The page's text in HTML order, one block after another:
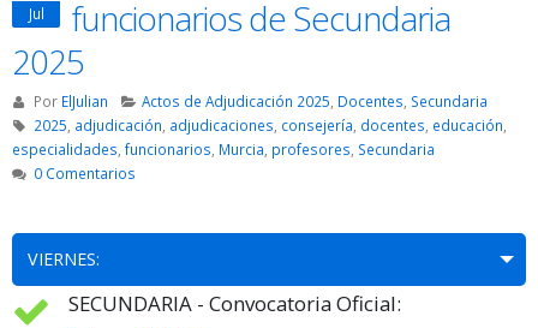
Jul
funcionarios de Secundaria
2025
Por ElJulian Actos de Adjudicación 2025 Docentes Secundaria
2025 adjudicación adjudicaciones consejería docentes educación
especialidades, funcionarios, Murcia, profesores, Secundaria
0 Comentarios
VIERNES:
SECUNDARIA - Convocatoria Oficial: